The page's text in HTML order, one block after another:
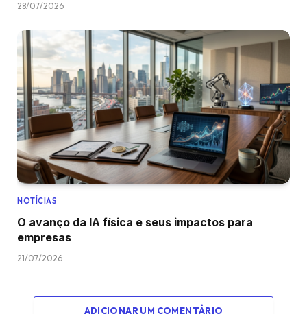
28/07/2026
NOTÍCIAS
O avanço da IA física e seus impactos para
empresas
21/07/2026
ADICIONAR UM COMENTÁRIO